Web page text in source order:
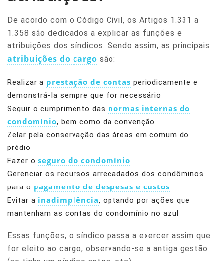
De acordo com o Código Civil, os Artigos 1.331 a
1.358 são dedicados a explicar as funções e
atribuições dos síndicos. Sendo assim, as principais
atribuições do cargo são:
Realizar a prestação de contas periodicamente e
demonstrá-la sempre que for necessário
Seguir o cumprimento das normas internas do
condomínio, bem como da convenção
Zelar pela conservação das áreas em comum do
prédio
Fazer o seguro do condomínio
Gerenciar os recursos arrecadados dos condôminos
para o pagamento de despesas e custos
Evitar a inadimplência, optando por ações que
mantenham as contas do condomínio no azul
Essas funções, o síndico passa a exercer assim que
for eleito ao cargo, observando-se a antiga gestão